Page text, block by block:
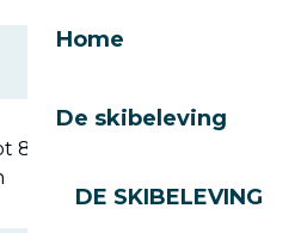
Home
De skibeleving
DE SKIBELEVING
8 oktober 2026 -